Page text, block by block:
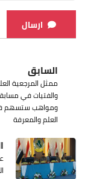
ارسال
السابق
ممثل المرجعية
والفتيات في
ومواهب ستسهم
العلم والمعرفة